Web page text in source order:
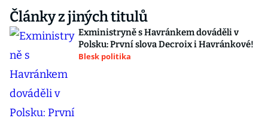
Články z jiných titulů
Exministryně s Havránkem dováděli v
Polsku: První slova Decroix i Havránkové!
Blesk politika